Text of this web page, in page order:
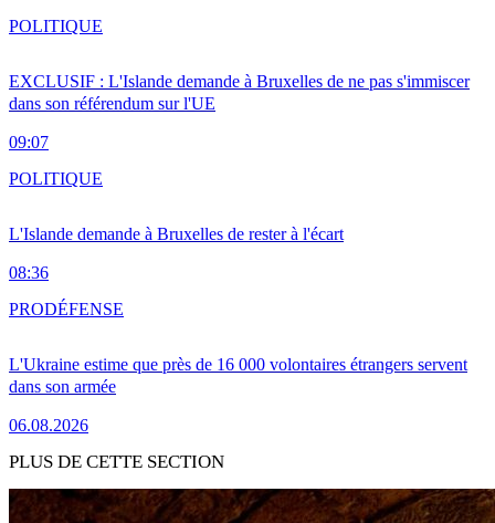
EXCLUSIF : L'Islande demande à Bruxelles de ne pas s'immiscer
dans son référendum sur l'UE
09:07
POLITIQUE
L'Islande demande à Bruxelles de rester à l'écart
08:36
POLITIQUE
L'Ukraine estime que près de 16 000 volontaires étrangers servent
dans son armée
06.08.2026
PRODÉFENSE
PLUS DE CETTE SECTION